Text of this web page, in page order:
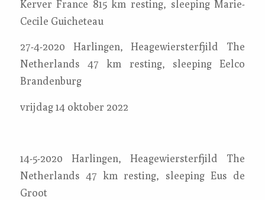
Kerver France 815 km resting, sleeping Marie-
Cecile Guicheteau
27-4-2020 Harlingen, Heagewiersterfjild The
Netherlands 47 km resting, sleeping Eelco
Brandenburg
vrijdag 14 oktober 2022
14-5-2020 Harlingen, Heagewiersterfjild The
Netherlands 47 km resting, sleeping Eus de
Groot